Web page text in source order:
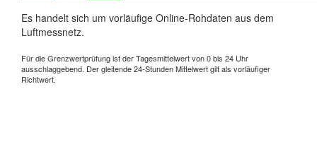
Es handelt sich um vorläufige Online-Rohdaten aus dem
Luftmessnetz.
Für die Grenzwertprüfung ist der Tagesmittelwert von 0 bis 24 Uhr
ausschlaggebend. Der gleitende 24-Stunden Mittelwert gilt als vorläufiger
Richtwert.